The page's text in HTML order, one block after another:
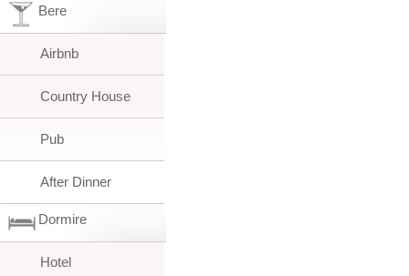
Bere
Airbnb
Country House
Pub
After Dinner
Dormire
Hotel